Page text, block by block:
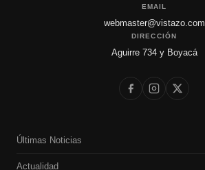
EMAIL
webmaster@vistazo.com
DIRECCIÓN
Aguirre 734 y Boyacá
Últimas Noticias
Actualidad